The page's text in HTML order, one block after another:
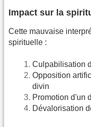
Impact sur la
Cette mauvaise
spirituelle :
Culpabilisation
Opposition
divin
Promotion d'un
Dévalorisation